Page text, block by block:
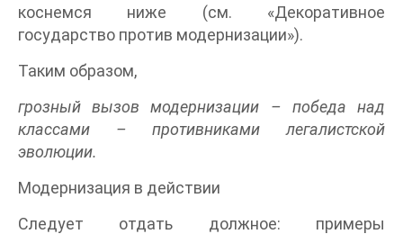
коснемся ниже (см. «Декоративное
государство против модернизации»).
Таким образом,
грозный вызов модернизации – победа над
классами – противниками легалистской
эволюции.
Модернизация в действии
Следует отдать должное: примеры